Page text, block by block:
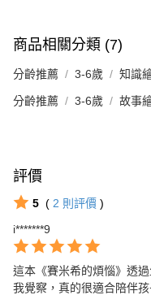
商品相關分類 (7)
分齡推薦 3-6歲 知識
分齡推薦 3-6歲 故事
評價
5 ( 2 則評價 )
i*******9
這本《賽米希的煩惱》透
我覺察，真的很適合陪伴孩